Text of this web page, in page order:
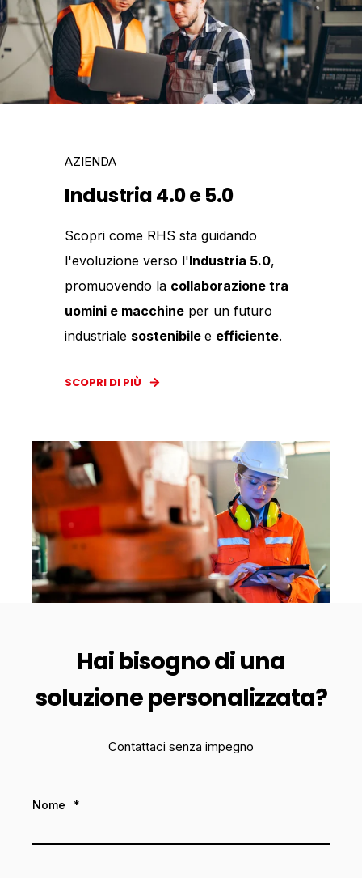
AZIENDA
Industria 4.0 e 5.0
Scopri come RHS sta guidando
l'evoluzione verso l'Industria 5.0,
promuovendo la collaborazione tra
uomini e macchine per un futuro
industriale sostenibile e efficiente.
SCOPRI DI PIÙ
Hai bisogno di una
soluzione personalizzata?
Contattaci senza impegno
Nome *